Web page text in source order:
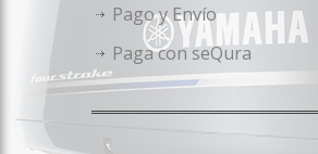
Pago y Envío
Paga con seQura